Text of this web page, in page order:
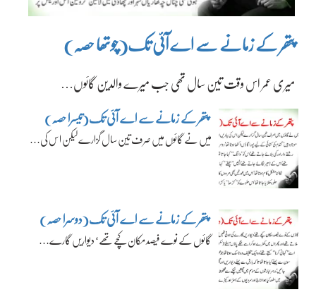
پتھر کے زمانے سے اے آئی تک(چوتھا حصہ)
میری عمر اس وقت تین سال تھی جب میرے والدین گائوں…
پتھر کے زمانے سے اے آئی تک(تیسرا حصہ)
میں نے گائوں میں صرف تین سال گزارے لیکن اس کی…
پتھر کے زمانے سے اے آئی تک(دوسرا حصہ)
گائوں کے نوے فیصد مکان کچے تھے‘ دیواریں گارے…